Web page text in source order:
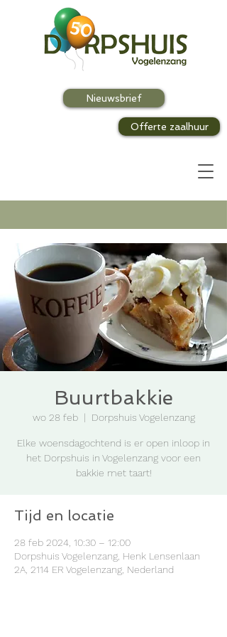
Offerte zaalhuur
Nieuwsbrief
Buurtbakkie
wo 28 feb
  |
Dorpshuis Vogelenzang
Elke woensdagochtend is er open inloop in
het Dorpshuis in Vogelenzang voor een
bakkie met taart!
Tijd en locatie
28 feb 2024, 10:30 – 12:00
Dorpshuis Vogelenzang, Henk Lensenlaan
2A, 2114 ER Vogelenzang, Nederland